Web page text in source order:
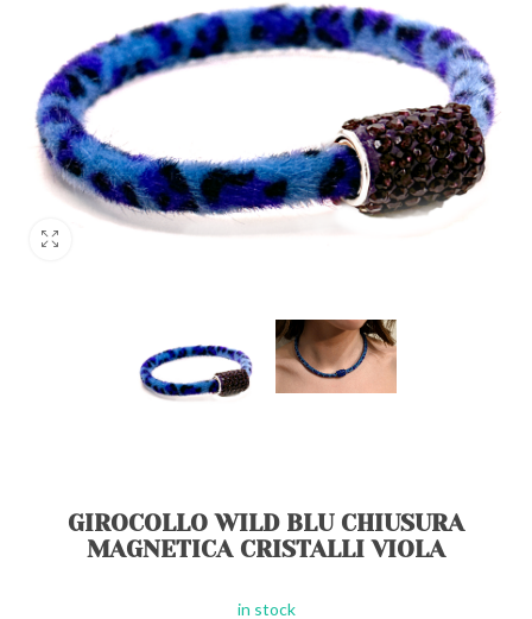
GIROCOLLO WILD BLU CHIUSURA
MAGNETICA CRISTALLI VIOLA
in stock